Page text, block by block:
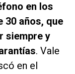
en los
30 años, que
siempre y
. Vale
en el